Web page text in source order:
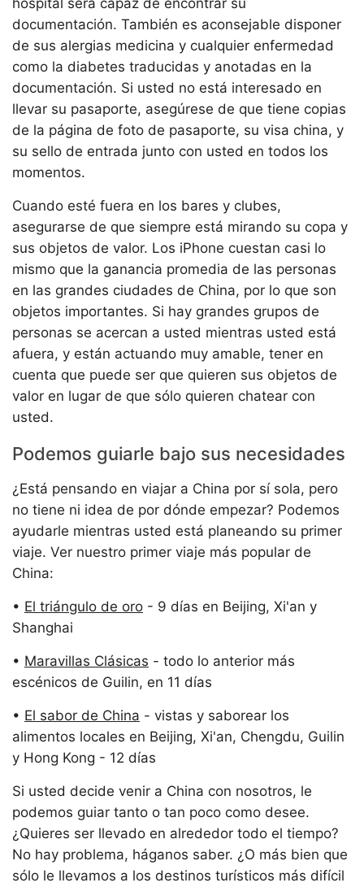
documentación. También es aconsejable disponer
de sus alergias medicina y cualquier enfermedad
como la diabetes traducidas y anotadas en la
documentación. Si usted no está interesado en
llevar su pasaporte, asegúrese de que tiene copias
de la página de foto de pasaporte, su visa china, y
su sello de entrada junto con usted en todos los
momentos.
Cuando esté fuera en los bares y clubes,
asegurarse de que siempre está mirando su copa y
sus objetos de valor. Los iPhone cuestan casi lo
mismo que la ganancia promedia de las personas
en las grandes ciudades de China, por lo que son
objetos importantes. Si hay grandes grupos de
personas se acercan a usted mientras usted está
afuera, y están actuando muy amable, tener en
cuenta que puede ser que quieren sus objetos de
valor en lugar de que sólo quieren chatear con
usted.
Podemos guiarle bajo sus necesidades
¿Está pensando en viajar a China por sí sola, pero
no tiene ni idea de por dónde empezar? Podemos
ayudarle mientras usted está planeando su primer
viaje. Ver nuestro primer viaje más popular de
China:
• El triángulo de oro - 9 días en Beijing, Xi'an y
Shanghai
• Maravillas Clásicas - todo lo anterior más
escénicos de Guilin, en 11 días
• El sabor de China - vistas y saborear los
alimentos locales en Beijing, Xi'an, Chengdu, Guilin
y Hong Kong - 12 días
Si usted decide venir a China con nosotros, le
podemos guiar tanto o tan poco como desee.
¿Quieres ser llevado en alrededor todo el tiempo?
No hay problema, háganos saber. ¿O más bien que
sólo le llevamos a los destinos turísticos más difícil